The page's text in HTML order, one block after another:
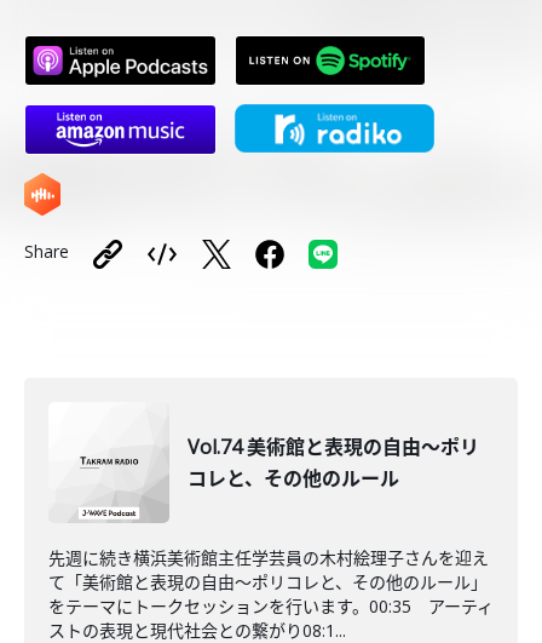
Share
Vol.74 美術館と表現の自由～ポリ
コレと、その他のルール
先週に続き横浜美術館主任学芸員の木村絵理子さんを迎え
て「美術館と表現の自由～ポリコレと、その他のルール」
をテーマにトークセッションを行います。00:35 アーティ
ストの表現と現代社会との繋がり08:1...